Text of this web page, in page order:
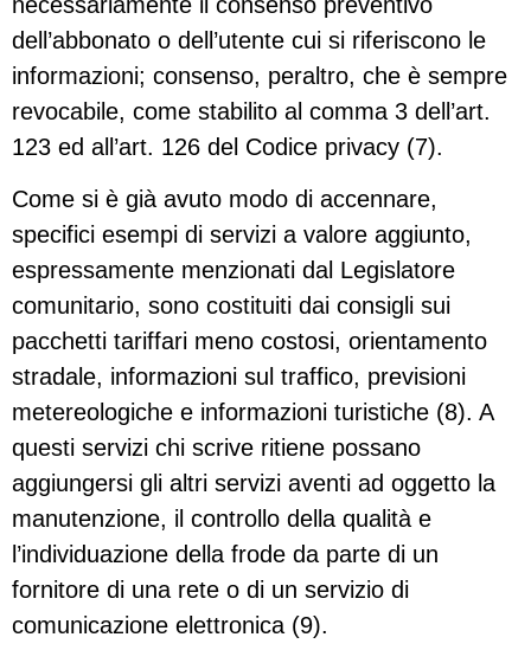
dell’abbonato o dell’utente cui si riferiscono le
informazioni; consenso, peraltro, che è sempre
revocabile, come stabilito al comma 3 dell’art.
123 ed all’art. 126 del Codice privacy (7).
Come si è già avuto modo di accennare,
specifici esempi di servizi a valore aggiunto,
espressamente menzionati dal Legislatore
comunitario, sono costituiti dai consigli sui
pacchetti tariffari meno costosi, orientamento
stradale, informazioni sul traffico, previsioni
metereologiche e informazioni turistiche (8). A
questi servizi chi scrive ritiene possano
aggiungersi gli altri servizi aventi ad oggetto la
manutenzione, il controllo della qualità e
l’individuazione della frode da parte di un
fornitore di una rete o di un servizio di
comunicazione elettronica (9).